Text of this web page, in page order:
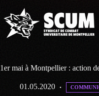
contenu
1er mai à Montpellier : action
01.05.2020